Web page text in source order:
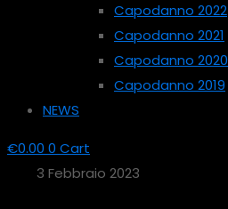
Capodanno 2022
Capodanno 2021
Capodanno 2020
Capodanno 2019
NEWS
€0.00 0 Cart
3 Febbraio 2023